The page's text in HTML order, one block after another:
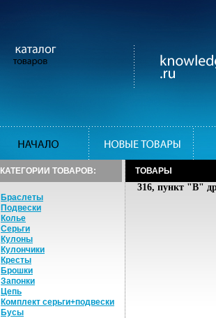
КАТЕГОРИИ ТОВАРОВ:
Браслеты
Подвески
Колье
Серьги
Кулоны
Кулончики
Кресты
Брошки
Запонки
Цепь
Комплект серьги+подвески
Бусы
ТОВАРЫ
316, пункт "В"